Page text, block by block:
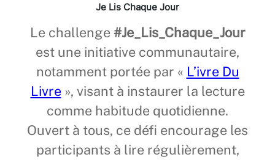
Je Lis Chaque Jour
Le challenge#Je_Lis_Chaque_Jour
est une initiative communautaire,
notamment portée par « L’ivre Du
Livre», visant à instaurer la lecture
comme habitude quotidienne.
Ouvert à tous, ce défi encourage les
participants à lire régulièrement,